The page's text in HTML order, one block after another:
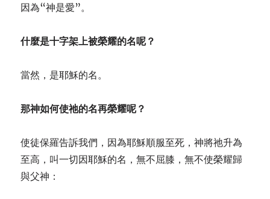
因為“神是愛”。
什麼是十字架上被榮耀的名呢？
當然，是耶穌的名。
那神如何使祂的名再榮耀呢？
使徒保羅告訴我們，因為耶穌順服至死，神將祂升為
至高，叫一切因耶穌的名，無不屈膝，無不使榮耀歸
與父神：